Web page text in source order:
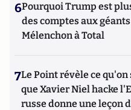
6Pourquoi Trump est
des comptes aux
Mélenchon à Total
7Le Point révèle ce
que Xavier Niel hacke
russe donne une leçon